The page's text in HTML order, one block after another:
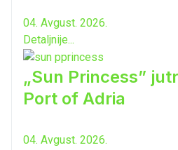
04. Avgust. 2026.
Detaljnije...
„Sun Princess”
Port of Adria
04. Avgust. 2026.